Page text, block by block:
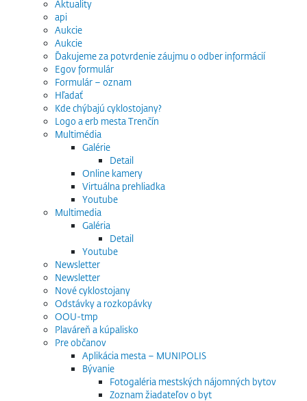
Aktuality
api
Aukcie
Aukcie
Ďakujeme za potvrdenie záujmu o odber informácií
Egov formulár
Formulár – oznam
Hľadať
Kde chýbajú cyklostojany?
Logo a erb mesta Trenčín
Multimédia
Galérie
Detail
Online kamery
Virtuálna prehliadka
Youtube
Multimedia
Galéria
Detail
Youtube
Newsletter
Newsletter
Nové cyklostojany
Odstávky a rozkopávky
OOU-tmp
Plaváreň a kúpalisko
Pre občanov
Aplikácia mesta – MUNIPOLIS
Bývanie
Fotogaléria mestských nájomných bytov
Zoznam žiadateľov o byt